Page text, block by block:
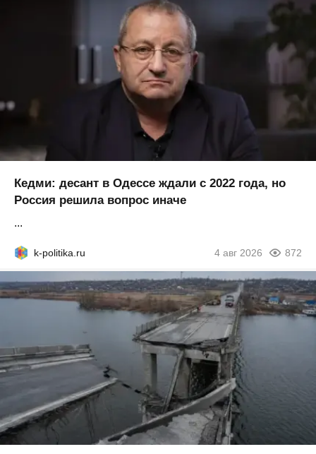
Кедми: десант в Одессе ждали с 2022 года, но
Россия решила вопрос иначе
...
k-politika.ru 4 авг 2026 872